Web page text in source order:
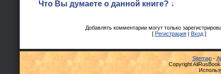
Что Вы думаете о данной книге? ↓
Добавлять комментарии могут только
[ Регистрация| Вход]
Sitemap-
Copyright